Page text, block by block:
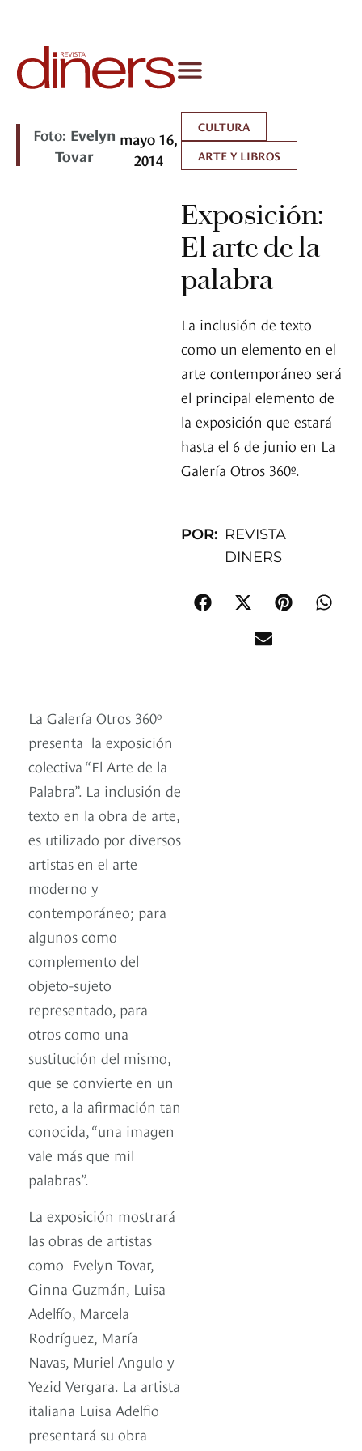
Foto: Evelyn
Tovar
mayo 16,
2014
CULTURA
ARTE Y LIBROS
Exposición:
El arte de la
palabra
La inclusión de texto
como un elemento en el
arte contemporáneo será
el principal elemento de
la exposición que estará
hasta el 6 de junio en La
Galería Otros 360º.
POR: REVISTA
DINERS
La Galería Otros 360º
presenta la exposición
colectiva “El Arte de la
Palabra”. La inclusión de
texto en la obra de arte,
es utilizado por diversos
artistas en el arte
moderno y
contemporáneo; para
algunos como
complemento del
objeto-sujeto
representado, para
otros como una
sustitución del mismo,
que se convierte en un
reto, a la afirmación tan
conocida, “una imagen
vale más que mil
palabras”.
La exposición mostrará
las obras de artistas
como Evelyn Tovar,
Ginna Guzmán, Luisa
Adelfío, Marcela
Rodríguez, María
Navas, Muriel Angulo y
Yezid Vergara. La artista
italiana Luisa Adelfio
presentará su obra